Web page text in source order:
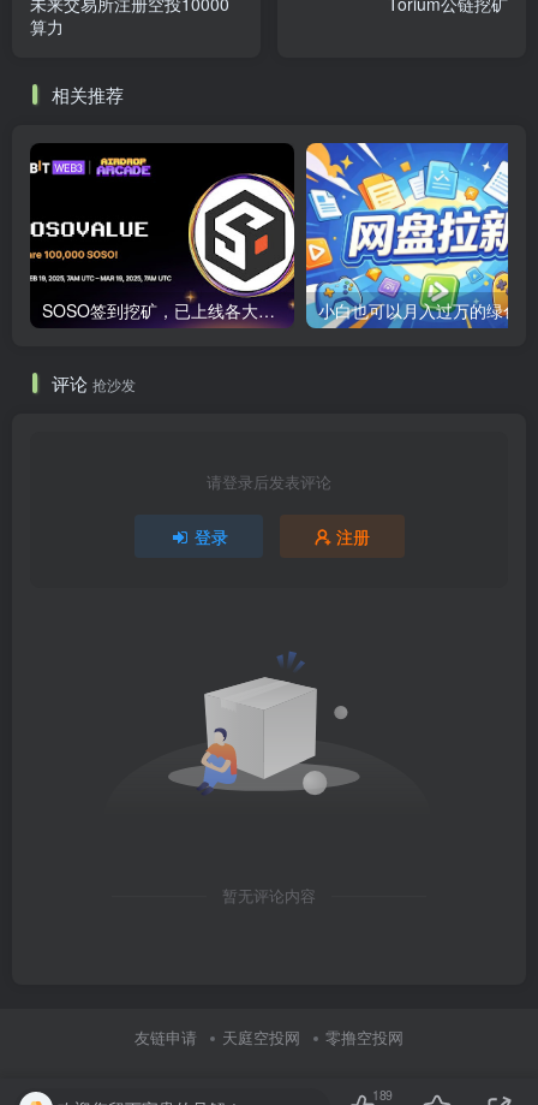
算力
相关推荐
SOSO签到挖矿，已上线各大交易所 小白也可以月入过万的绿色
评论 抢沙发
请登录后发表评论
登录 注册
暂无评论内容
友链申请 天庭空投网 零撸空投网
189